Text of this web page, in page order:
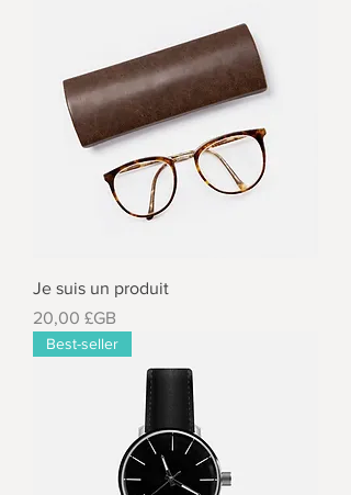
Je suis un produit
Prix
20,00 £GB
Best-seller